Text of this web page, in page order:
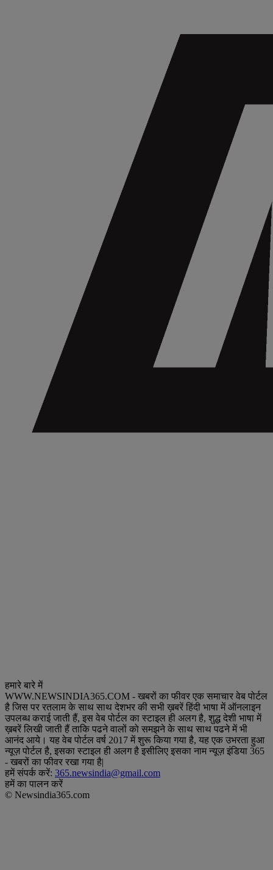
हमारे बारे में
WWW.NEWSINDIA365.COM - खबरों का फीवर एक समाचार वेब पोर्टल
है जिस पर रतलाम के साथ साथ देशभर की सभी ख़बरें हिंदी भाषा में ऑनलाइन
उपलब्ध कराई जाती हैं, इस वेब पोर्टल का स्टाइल ही अलग है, शुद्ध देशी भाषा में
ख़बरें लिखी जाती हैं ताकि पढने वालों को समझने के साथ साथ पढने में भी
आनंद आये। यह वेब पोर्टल वर्ष 2017 में शुरू किया गया है, यह एक उभरता हुआ
न्यूज़ पोर्टल है, इसका स्टाइल ही अलग है इसीलिए इसका नाम न्यूज़ इंडिया 365
- खबरों का फीवर रखा गया है|
हमें संपर्क करें: 365.newsindia@gmail.com
हमें का पालन करें
© Newsindia365.com